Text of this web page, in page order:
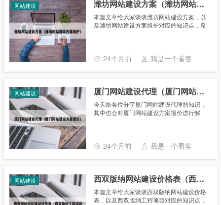
网站建设 潍坊网站建设方案（潍坊网站建设方案维护）
本篇文章给大家谈谈潍坊网站建设方案，以
及潍坊网站建设方案维护对应的知识点，希
24个月前 我是一个看客
网站建设 厦门网站建设代理（厦门网站建设方案报价）
今天给各位分享厦门网站建设代理的知识，
其中也会对厦门网站建设方案报价进行解
24个月前 我是一个看客
网站建设 西双版纳网站建设价格表（西双版纳工程项目）
本篇文章给大家谈谈西双版纳网站建设价格
表，以及西双版纳工程项目对应的知识点，